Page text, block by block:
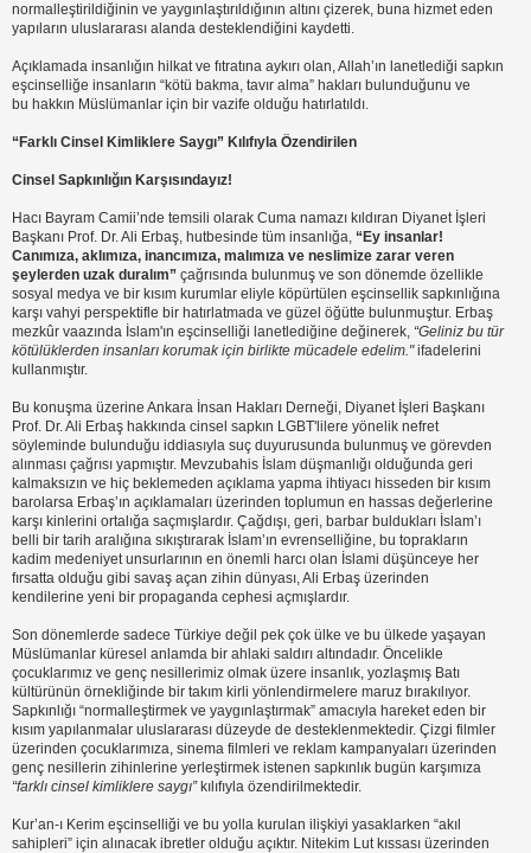
normalleştirildiğinin ve yaygınlaştırıldığının altını çizerek, buna hizmet eden
yapıların uluslararası alanda desteklendiğini kaydetti.
Açıklamada insanlığın hilkat ve fıtratına aykırı olan, Allah’ın lanetlediği sapkın
eşcinselliğe insanların “kötü bakma, tavır alma” hakları bulunduğunu ve
bu hakkın Müslümanlar için bir vazife olduğu hatırlatıldı.
“Farklı Cinsel Kimliklere Saygı” Kılıfıyla Özendirilen
Cinsel Sapkınlığın Karşısındayız!
Hacı Bayram Camii’nde temsili olarak Cuma namazı kıldıran Diyanet İşleri
Başkanı Prof. Dr. Ali Erbaş, hutbesinde tüm insanlığa, “Ey insanlar!
Canımıza, aklımıza, inancımıza, malımıza ve neslimize zarar veren
şeylerden uzak duralım” çağrısında bulunmuş ve son dönemde özellikle
sosyal medya ve bir kısım kurumlar eliyle köpürtülen eşcinsellik sapkınlığına
karşı vahyi perspektifle bir hatırlatmada ve güzel öğütte bulunmuştur. Erbaş
mezkûr vaazında İslam'ın eşcinselliği lanetlediğine değinerek, “Geliniz bu tür
kötülüklerden insanları korumak için birlikte mücadele edelim."ifadelerini
kullanmıştır.
Bu konuşma üzerine Ankara İnsan Hakları Derneği, Diyanet İşleri Başkanı
Prof. Dr. Ali Erbaş hakkında cinsel sapkın LGBT'lilere yönelik nefret
söyleminde bulunduğu iddiasıyla suç duyurusunda bulunmuş ve görevden
alınması çağrısı yapmıştır. Mevzubahis İslam düşmanlığı olduğunda geri
kalmaksızın ve hiç beklemeden açıklama yapma ihtiyacı hisseden bir kısım
barolarsa Erbaş’ın açıklamaları üzerinden toplumun en hassas değerlerine
karşı kinlerini ortalığa saçmışlardır. Çağdışı, geri, barbar buldukları İslam’ı
belli bir tarih aralığına sıkıştırarak İslam’ın evrenselliğine, bu toprakların
kadim medeniyet unsurlarının en önemli harcı olan İslami düşünceye her
fırsatta olduğu gibi savaş açan zihin dünyası, Ali Erbaş üzerinden
kendilerine yeni bir propaganda cephesi açmışlardır.
Son dönemlerde sadece Türkiye değil pek çok ülke ve bu ülkede yaşayan
Müslümanlar küresel anlamda bir ahlaki saldırı altındadır. Öncelikle
çocuklarımız ve genç nesillerimiz olmak üzere insanlık, yozlaşmış Batı
kültürünün örnekliğinde bir takım kirli yönlendirmelere maruz bırakılıyor.
Sapkınlığı “normalleştirmek ve yaygınlaştırmak” amacıyla hareket eden bir
kısım yapılanmalar uluslararası düzeyde de desteklenmektedir. Çizgi filmler
üzerinden çocuklarımıza, sinema filmleri ve reklam kampanyaları üzerinden
genç nesillerin zihinlerine yerleştirmek istenen sapkınlık bugün karşımıza
“farklı cinsel kimliklere saygı”kılıfıyla özendirilmektedir.
Kur’an-ı Kerim eşcinselliği ve bu yolla kurulan ilişkiyi yasaklarken “akıl
sahipleri” için alınacak ibretler olduğu açıktır. Nitekim Lut kıssası üzerinden